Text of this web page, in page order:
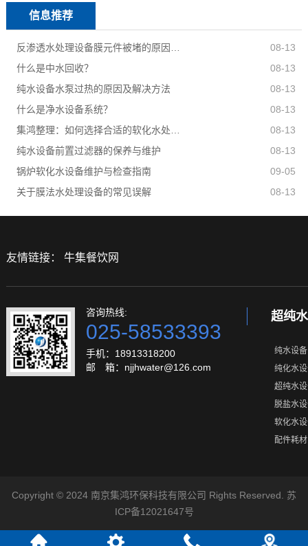
信息推荐
08-13
什么是中水回收？
08-13
纯水设备水泵过热的原因及解决方法
08-13
什么是净水设备系统？
08-13
08-13
纯水设备前置过滤器的保养与维护
08-13
锅炉软化水设备维护与检查指南
09-05
关于膜法水处理设备的常见误解
08-13
友情链接： 牛集餐饮网
咨询热线:
025-58533393
手机：18913318200
邮 箱：njjhwater@126.com
超纯
纯水设备
纯化水
超纯水
脱盐水
软化水
配件耗材
Copyright © 2024 南京集鸿环保科技有限公司 Rights Reserved. 苏
ICP备12021647号